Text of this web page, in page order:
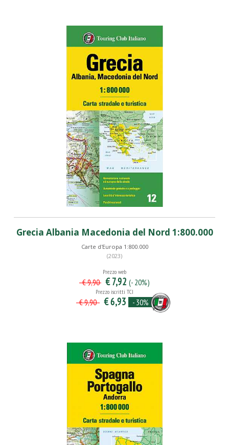
Grecia Albania Macedonia del Nord 1:800.000
Carte d'Europa 1:800.000
(2023)
Prezzo web
€ 9,90 € 7,92 (- 20%)
Prezzo iscritti TCI
€ 9,90 € 6,93 - 30%